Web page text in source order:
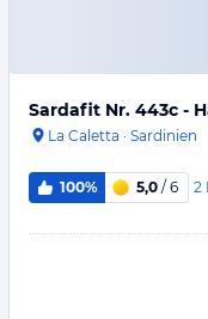
Sardafit Nr. 443c -
La Caletta · Sardinien
100% 5,0 / 6 2